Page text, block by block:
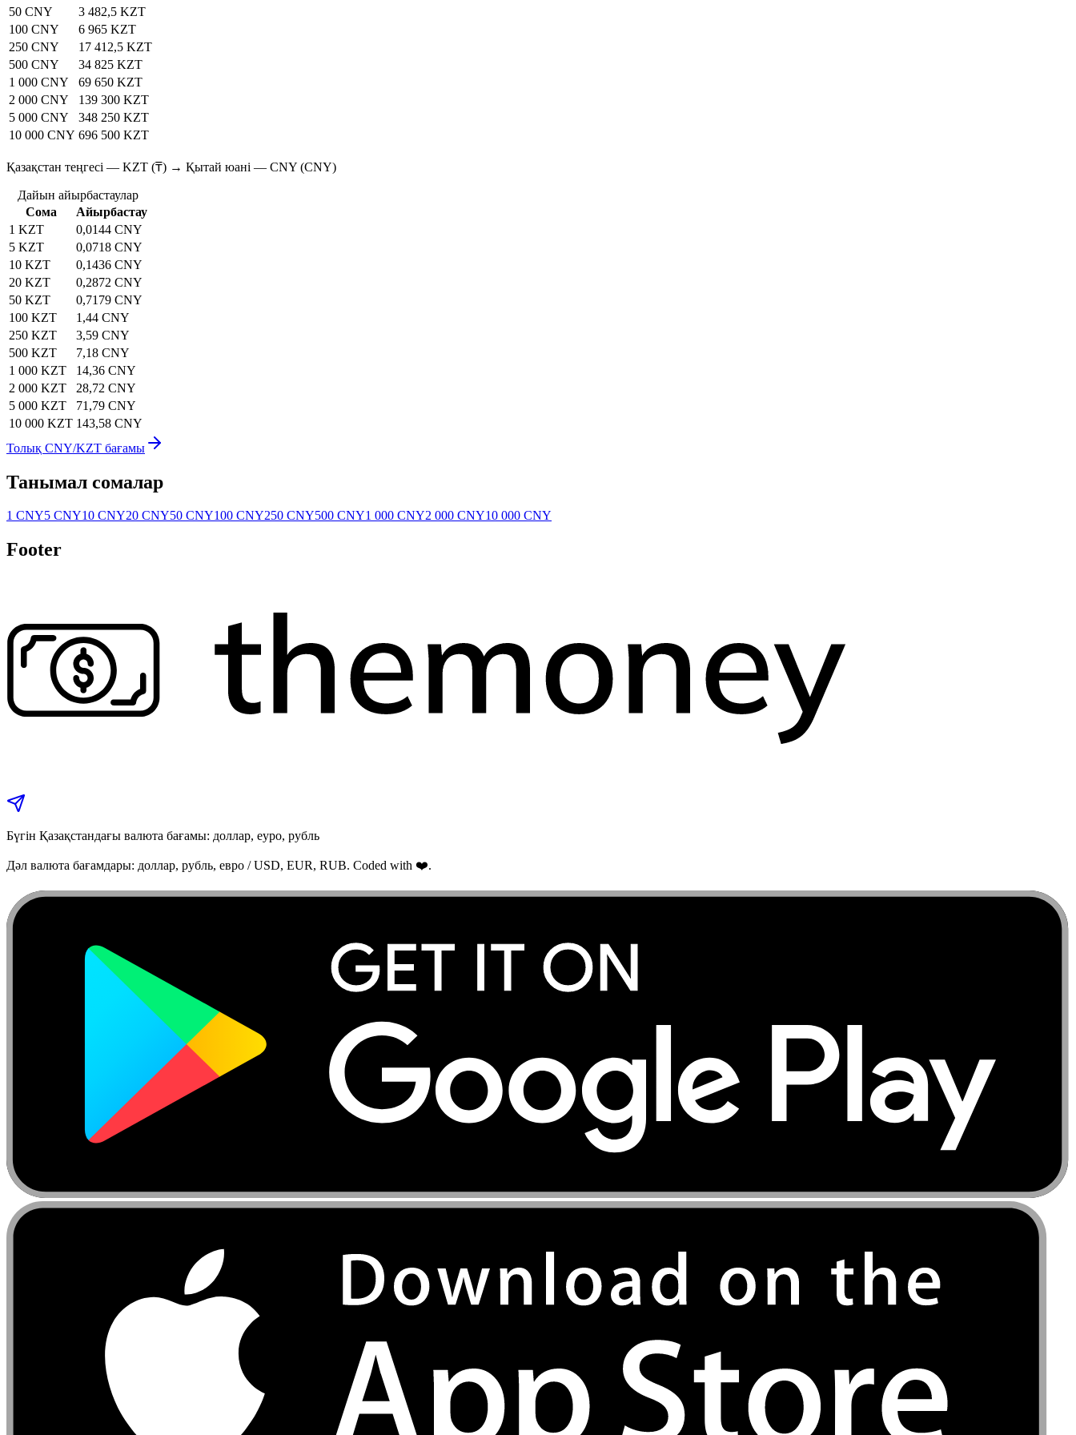
50 CNY
3 482,5 KZT
100 CNY
6 965 KZT
250 CNY
17 412,5 KZT
500 CNY
34 825 KZT
1 000 CNY
69 650 KZT
2 000 CNY
139 300 KZT
5 000 CNY
348 250 KZT
10 000 CNY 696 500 KZT
Қазақстан теңгесі — KZT (₸) → Қытай юані — CNY (CNY)
Дайын айырбастаулар
Сома
Айырбастау
1 KZT
0,0144 CNY
5 KZT
0,0718 CNY
10 KZT
0,1436 CNY
20 KZT
0,2872 CNY
50 KZT
0,7179 CNY
100 KZT
1,44 CNY
250 KZT
3,59 CNY
500 KZT
7,18 CNY
1 000 KZT
14,36 CNY
2 000 KZT
28,72 CNY
5 000 KZT
71,79 CNY
10 000 KZT 143,58 CNY
Толық CNY/KZT бағамы
Танымал сомалар
1 CNY5 CNY10 CNY20 CNY50 CNY100 CNY250 CNY500 CNY1 000 CNY2 000 CNY10 000 CNY
Footer
Бүгін Қазақстандағы валюта бағамы: доллар, еуро, рубль
Дәл валюта бағамдары: доллар, рубль, евро / USD, EUR, RUB. Coded with ❤️.